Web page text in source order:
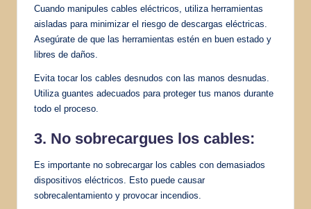
Cuando manipules cables eléctricos, utiliza herramientas
aisladas para minimizar el riesgo de descargas eléctricas.
Asegúrate de que las herramientas estén en buen estado y
libres de daños.
Evita tocar los cables desnudos con las manos desnudas.
Utiliza guantes adecuados para proteger tus manos durante
todo el proceso.
3. No sobrecargues los cables:
Es importante no sobrecargar los cables con demasiados
dispositivos eléctricos. Esto puede causar
sobrecalentamiento y provocar incendios.